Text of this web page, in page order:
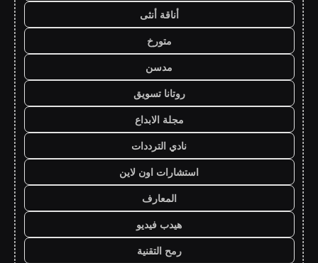
أناقة أنثى
متورخ
مدسن
روتانا تسويق
مجلة الابداع
نادي الترددات
استشارات اون لاين
المعارف
هيدب فيديو
رمح التقنية